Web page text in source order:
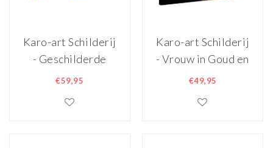
Karo-art Schilderij
- Geschilderde
Vrouw, Multikleur,
canvas
€59,95
Karo-art Schilderij
- Vrouw in Goud en
Zilver, Premium
€49,95